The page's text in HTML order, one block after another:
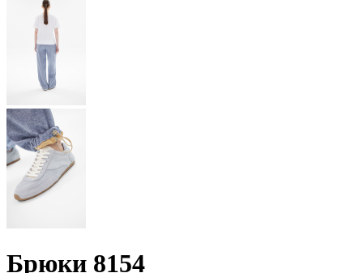
Брюки 8154